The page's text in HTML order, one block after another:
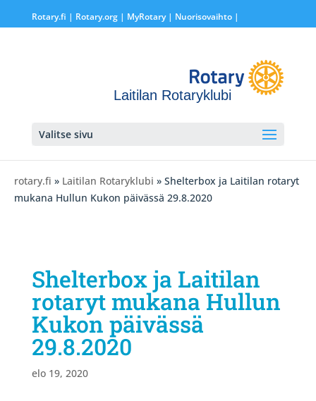
Rotary.fi | Rotary.org| MyRotary | Nuorisovaihto|
Laitilan Rotaryklubi
Valitse sivu
rotary.fi » Laitilan Rotaryklubi » Shelterbox ja Laitilan rotaryt
mukana Hullun Kukon päivässä 29.8.2020
Shelterbox ja Laitilan
rotaryt mukana Hullun
Kukon päivässä
29.8.2020
elo 19, 2020